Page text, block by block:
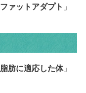
ファットアダプト 」
脂肪に適応した体」